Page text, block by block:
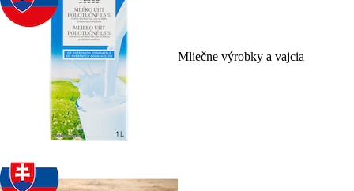
Mliečne výrobky a vajcia